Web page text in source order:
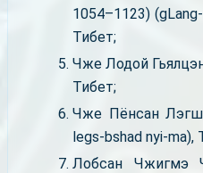
1054–1123)
Тибет;
Чже Лодой
Тибет;
Чже Пёнсан
legs-bshad nyi-ma),
Лобсан Чжигмэ